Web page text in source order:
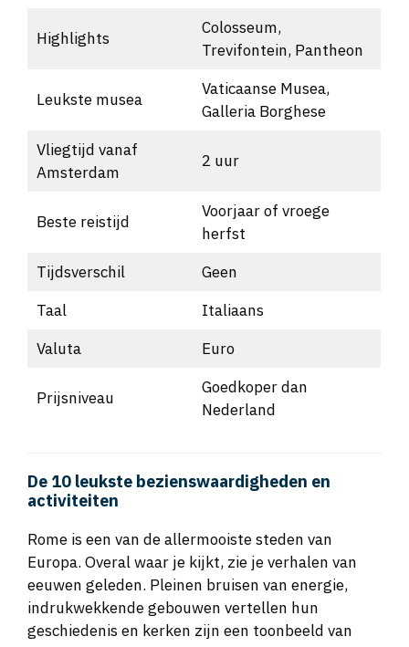
Highlights
Colosseum,
Trevifontein, Pantheon
Leukste musea
Vaticaanse Musea,
Galleria Borghese
Vliegtijd vanaf
Amsterdam
2 uur
Beste reistijd
Voorjaar of vroege
herfst
Tijdsverschil
Geen
Taal
Italiaans
Valuta
Euro
Prijsniveau
Goedkoper dan
Nederland
De 10 leukste bezienswaardigheden en
activiteiten
Rome is een van de allermooiste steden van
Europa. Overal waar je kijkt, zie je verhalen van
eeuwen geleden. Pleinen bruisen van energie,
indrukwekkende gebouwen vertellen hun
geschiedenis en kerken zijn een toonbeeld van